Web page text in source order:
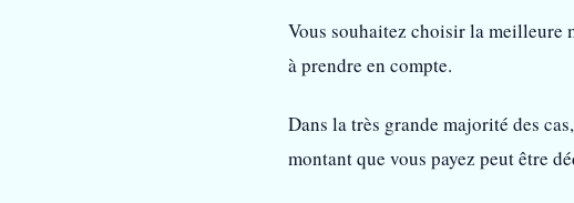
Vous souhaitez choisir la meilleure
à prendre en compte.
Dans la très grande majorité des
montant que vous payez peut être